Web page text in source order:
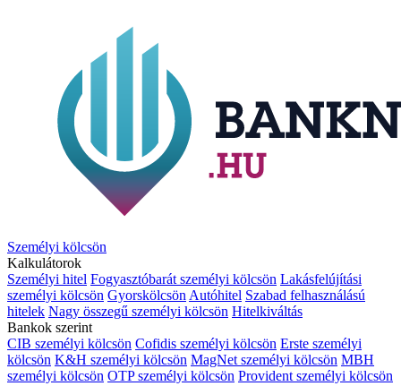
Személyi kölcsön
Kalkulátorok
Személyi hitel Fogyasztóbarát személyi kölcsön Lakásfelújítási
személyi kölcsön Gyorskölcsön Autóhitel Szabad felhasználású
hitelek Nagy összegű személyi kölcsön Hitelkiváltás
Bankok szerint
CIB személyi kölcsön Cofidis személyi kölcsön Erste személyi
kölcsön K&H személyi kölcsön MagNet személyi kölcsön MBH
személyi kölcsön OTP személyi kölcsön Provident személyi kölcsön